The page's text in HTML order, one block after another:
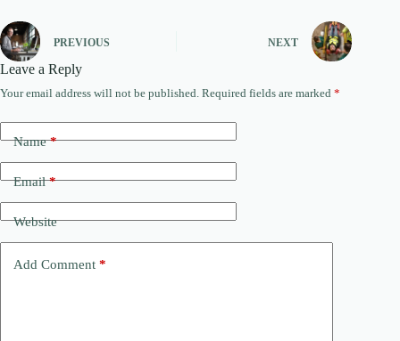
PREVIOUS NEXT
Leave a Reply
Your email address will not be published. Required fields are marked *
Name*
Email*
Website
Add Comment *